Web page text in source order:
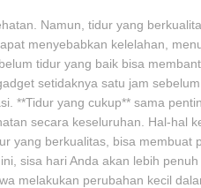
Namun, tidur yang
menyebabkan kelelahan,
tidur yang baik bisa
setidaknya satu jam
**Tidur yang cukup** sama
secara keseluruhan. Hal-hal
yang berkualitas, bisa membuat
sisa hari Anda akan lebih
melakukan perubahan kecil